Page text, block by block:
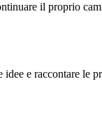
il proprio
e raccontare le